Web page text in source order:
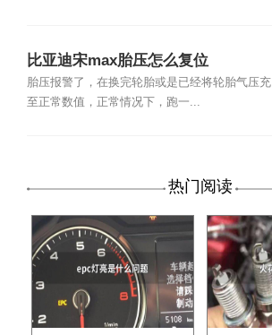
比亚迪宋max胎压怎么复位
胎压报警了，在换完轮胎或是已经将轮胎气压充
至正常数值，正常情况下，跑一...
热门阅读